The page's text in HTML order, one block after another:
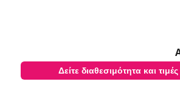
Δείτε διαθεσιμότητα και τιμές